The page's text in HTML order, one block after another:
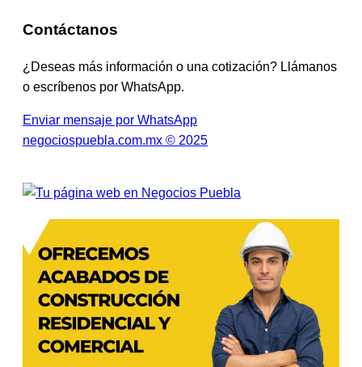
Contáctanos
¿Deseas más información o una cotización? Llámanos
o escríbenos por WhatsApp.
Enviar mensaje por WhatsApp
negociospuebla.com.mx © 2025